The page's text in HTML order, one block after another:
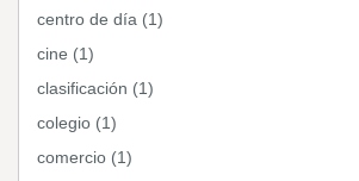
centro de día (1)
cine (1)
clasificación (1)
colegio (1)
comercio (1)